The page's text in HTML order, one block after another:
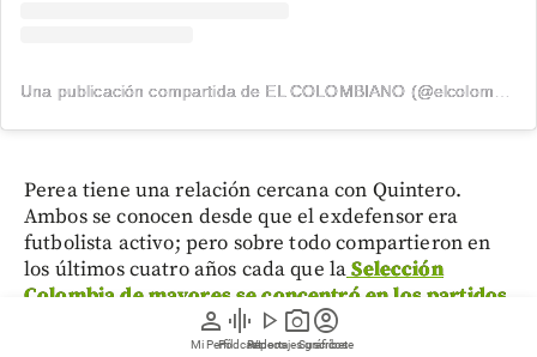
person
Mi Perfil
graphic_eq
Pódcast
play_arrow
Videos
photo_camera
Reportajes gráficos
account_circle
Suscríbete
Perea tiene una relación cercana con Quintero.
Ambos se conocen desde que el exdefensor era
futbolista activo; pero sobre todo compartieron en
los últimos cuatro años cada que laSelección
Colombia de mayores se concentró en los partidos
para eliminatorias a Norteamérica 2026, la Copa
América de Estados Unidos en 2024 y la Copa del